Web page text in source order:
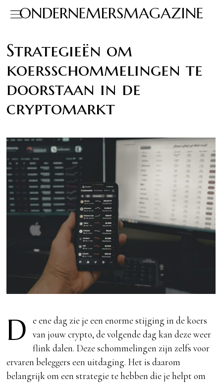
ONDERNEMERSMAGAZINE
Strategieën om
koersschommelingen te
doorstaan in de
cryptomarkt
D
e ene dag zie je een enorme stijging in de koers
van jouw crypto, de volgende dag kan deze weer
flink dalen. Deze schommelingen zijn zelfs voor
ervaren beleggers een uitdaging. Het is daarom
belangrijk om een strategie te hebben die je helpt om